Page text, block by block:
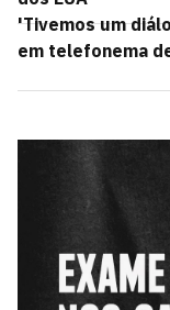
'Tivemos um
em telefonema